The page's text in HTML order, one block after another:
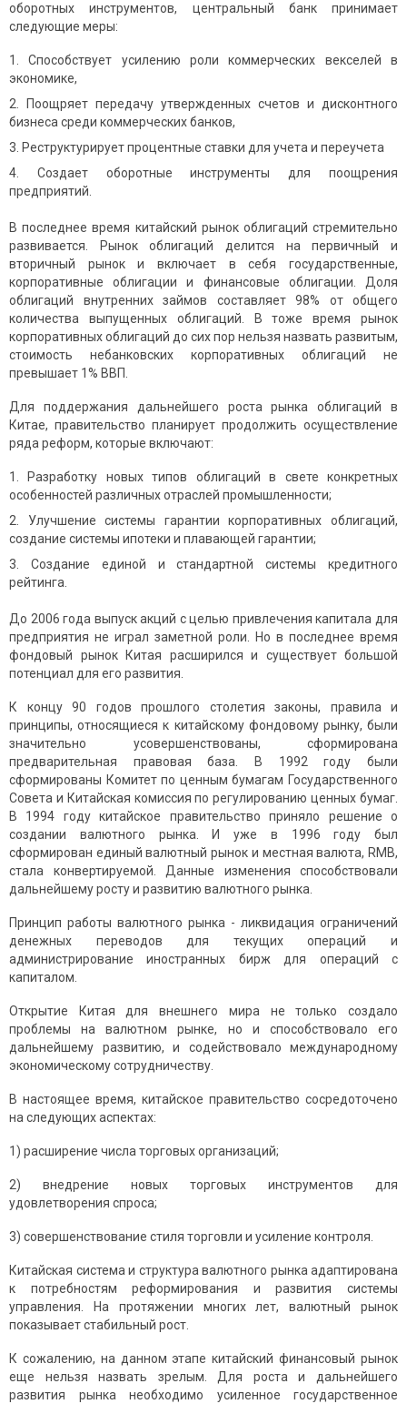
оборотных инструментов, центральный банк принимает
следующие меры:
Способствует усилению роли коммерческих векселей в
экономике,
Поощряет передачу утвержденных счетов и дисконтного
бизнеса среди коммерческих банков,
Реструктурирует процентные ставки для учета и переучета
Создает оборотные инструменты для поощрения
предприятий.
В последнее время китайский рынок облигаций стремительно
развивается. Рынок облигаций делится на первичный и
вторичный рынок и включает в себя государственные,
корпоративные облигации и финансовые облигации. Доля
облигаций внутренних займов составляет 98% от общего
количества выпущенных облигаций. В тоже время рынок
корпоративных облигаций до сих пор нельзя назвать развитым,
стоимость небанковских корпоративных облигаций не
превышает 1% ВВП.
Для поддержания дальнейшего роста рынка облигаций в
Китае, правительство планирует продолжить осуществление
ряда реформ, которые включают:
Разработку новых типов облигаций в свете конкретных
особенностей различных отраслей промышленности;
Улучшение системы гарантии корпоративных облигаций,
создание системы ипотеки и плавающей гарантии;
Создание единой и стандартной системы кредитного
рейтинга.
До 2006 года выпуск акций с целью привлечения капитала для
предприятия не играл заметной роли. Но в последнее время
фондовый рынок Китая расширился и существует большой
потенциал для его развития.
К концу 90 годов прошлого столетия законы, правила и
принципы, относящиеся к китайскому фондовому рынку, были
значительно усовершенствованы, сформирована
предварительная правовая база. В 1992 году были
сформированы Комитет по ценным бумагам Государственного
Совета и Китайская комиссия по регулированию ценных бумаг.
В 1994 году китайское правительство приняло решение о
создании валютного рынка. И уже в 1996 году был
сформирован единый валютный рынок и местная валюта, RMB,
стала конвертируемой. Данные изменения способствовали
дальнейшему росту и развитию валютного рынка.
Принцип работы валютного рынка - ликвидация ограничений
денежных переводов для текущих операций и
администрирование иностранных бирж для операций с
капиталом.
Открытие Китая для внешнего мира не только создало
проблемы на валютном рынке, но и способствовало его
дальнейшему развитию, и содействовало международному
экономическому сотрудничеству.
В настоящее время, китайское правительство сосредоточено
на следующих аспектах:
1) расширение числа торговых организаций;
2) внедрение новых торговых инструментов для
удовлетворения спроса;
3) совершенствование стиля торговли и усиление контроля.
Китайская система и структура валютного рынка адаптирована
к потребностям реформирования и развития системы
управления. На протяжении многих лет, валютный рынок
показывает стабильный рост.
К сожалению, на данном этапе китайский финансовый рынок
еще нельзя назвать зрелым. Для роста и дальнейшего
развития рынка необходимо усиленное государственное